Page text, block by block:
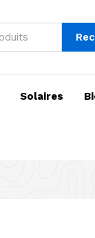
Solaires